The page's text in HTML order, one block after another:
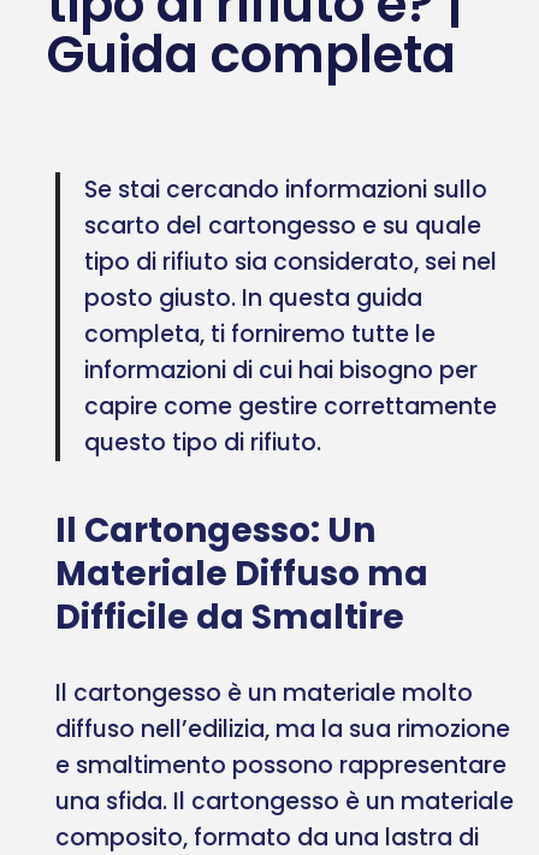
Guida completa
Se stai cercando informazioni sullo
scarto del cartongesso e su quale
tipo di rifiuto sia considerato, sei nel
posto giusto. In questa guida
completa, ti forniremo tutte le
informazioni di cui hai bisogno per
capire come gestire correttamente
questo tipo di rifiuto.
Il Cartongesso: Un
Materiale Diffuso ma
Difficile da Smaltire
Il cartongesso è un materiale molto
diffuso nell’edilizia, ma la sua rimozione
e smaltimento possono rappresentare
una sfida. Il cartongesso è un materiale
composito, formato da una lastra di